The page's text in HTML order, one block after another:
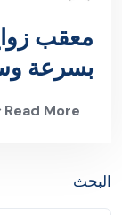
معقب
بسرعة
Read More
البحث